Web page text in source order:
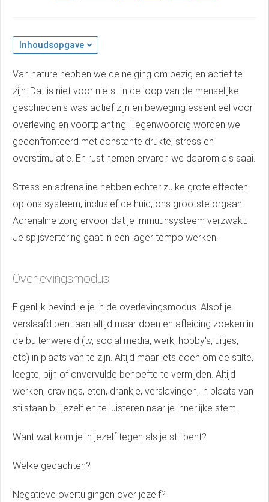
Inhoudsopgave
Van nature hebben we de neiging om bezig en actief te
zijn. Dat is niet voor niets. In de loop van de menselijke
geschiedenis was actief zijn en beweging essentieel voor
overleving en voortplanting. Tegenwoordig worden we
geconfronteerd met constante drukte, stress en
overstimulatie. En rust nemen ervaren we daarom als saai.
Stress en adrenaline hebben echter zulke grote effecten
op ons systeem, inclusief de huid, ons grootste orgaan.
Adrenaline zorg ervoor dat je immuunsysteem verzwakt.
Je spijsvertering gaat in een lager tempo werken.
Overlevingsmodus
Eigenlijk bevind je je in de overlevingsmodus. Alsof je
verslaafd bent aan altijd maar doen en afleiding zoeken in
de buitenwereld (tv, social media, werk, hobby's, uitjes,
etc) in plaats van te zijn. Altijd maar iets doen om de stilte,
leegte, pijn of onvervulde behoefte te vermijden. Altijd
werken, cravings, eten, drankje, verslavingen, in plaats van
stilstaan bij jezelf en te luisteren naar je innerlijke stem.
Want wat kom je in jezelf tegen als je stil bent?
Welke gedachten?
Negatieve overtuigingen over jezelf?